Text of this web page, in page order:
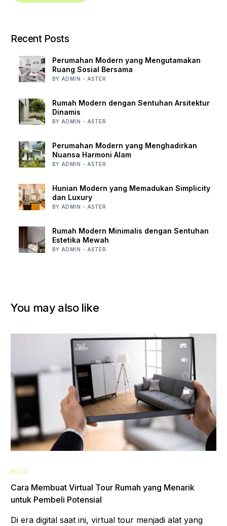
Recent Posts
Perumahan Modern yang Mengutamakan
Ruang Sosial Bersama
BY ADMIN - ASTER
Rumah Modern dengan Sentuhan Arsitektur
Dinamis
BY ADMIN - ASTER
Perumahan Modern yang Menghadirkan
Nuansa Harmoni Alam
BY ADMIN - ASTER
Hunian Modern yang Memadukan Simplicity
dan Luxury
BY ADMIN - ASTER
Rumah Modern Minimalis dengan Sentuhan
Estetika Mewah
BY ADMIN - ASTER
You may also like
BLOG
Cara Membuat Virtual Tour Rumah yang Menarik
untuk Pembeli Potensial
Di era digital saat ini, virtual tour menjadi alat yang